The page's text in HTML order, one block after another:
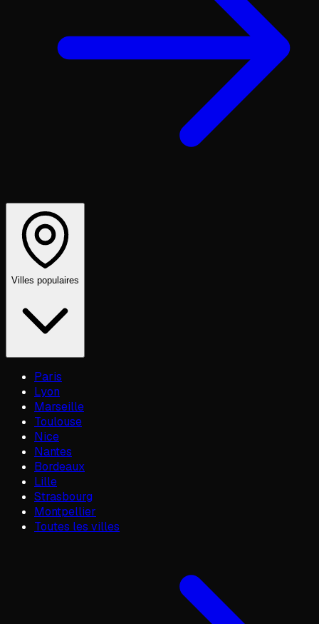
Villes populaires
Paris
Lyon
Marseille
Toulouse
Nice
Nantes
Bordeaux
Lille
Strasbourg
Montpellier
Toutes les villes